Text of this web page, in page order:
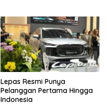
Lepas Resmi Punya
Pelanggan Pertama Hingga
Indonesia